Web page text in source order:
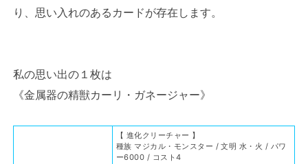
り、思い入れのあるカードが存在します。
私の思い出の１枚は
《金属器の精獣カーリ・ガネージャー》
【 進化クリーチャー 】
種族 マジカル・モンスター / 文明 水・火 / パワ
ー6000 / コスト4